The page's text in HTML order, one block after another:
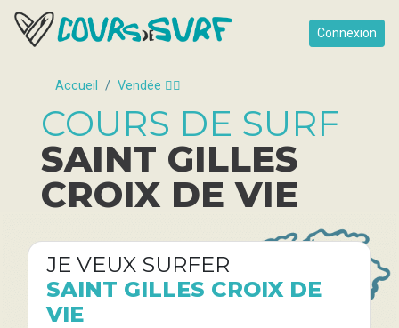
Connexion
Accueil Vendée 🏄‍♀️
COURS DE SURF
SAINT GILLES
CROIX DE VIE
JE VEUX SURFER
SAINT GILLES CROIX DE
VIE